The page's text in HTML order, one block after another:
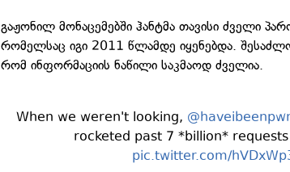
გაჟონილ მონაცემებში ჰანტმა თავისი ძველი
რომელსაც იგი 2011 წლამდე იყენებდა.
რომ ინფორმაციის ნაწილი საკმაოდ ძველია.
When we weren't looking,
rocketed past 7 *billion*
pic.twitter.com/